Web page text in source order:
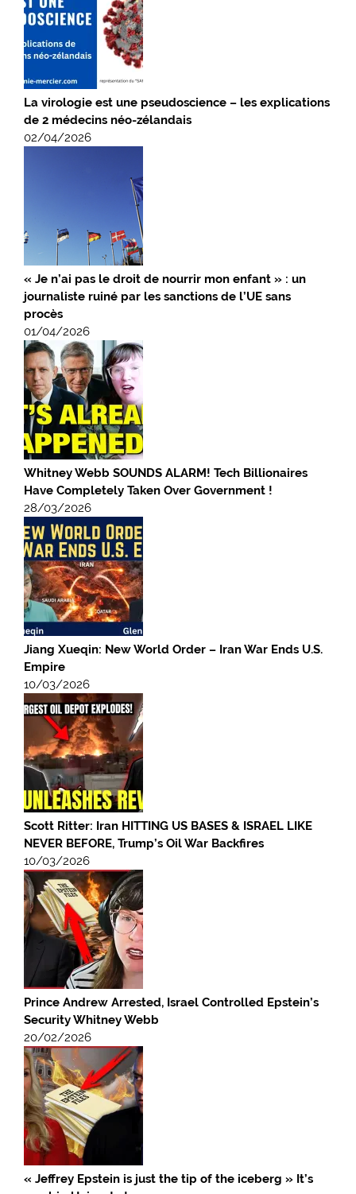
La virologie est une pseudoscience – les explications
de 2 médecins néo-zélandais
02/04/2026
« Je n’ai pas le droit de nourrir mon enfant » : un
journaliste ruiné par les sanctions de l’UE sans
procès
01/04/2026
Whitney Webb SOUNDS ALARM! Tech Billionaires
Have Completely Taken Over Government !
28/03/2026
Jiang Xueqin: New World Order – Iran War Ends U.S.
Empire
10/03/2026
Scott Ritter: Iran HITTING US BASES & ISRAEL LIKE
NEVER BEFORE, Trump’s Oil War Backfires
10/03/2026
Prince Andrew Arrested, Israel Controlled Epstein’s
Security Whitney Webb
20/02/2026
« Jeffrey Epstein is just the tip of the iceberg » It’s